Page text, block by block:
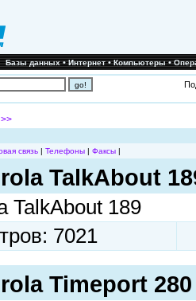
Базы данных•Интернет•Компьютеры•
>>
связь| Телефоны| Факсы|
TalkAbout
TalkAbout 189
7021
Timeport 280